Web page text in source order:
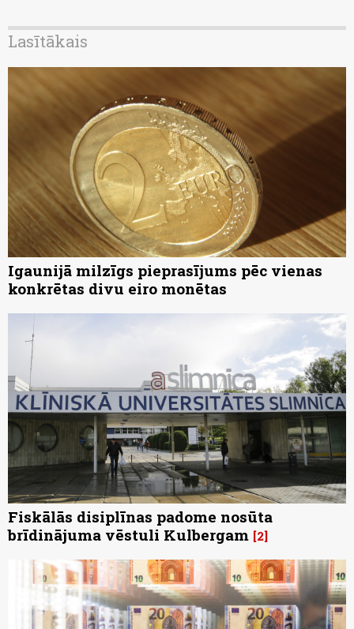
Lasītākais
Igaunijā milzīgs pieprasījums pēc vienas
konkrētas divu eiro monētas
Fiskālās disiplīnas padome nosūta
brīdinājuma vēstuli Kulbergam 2